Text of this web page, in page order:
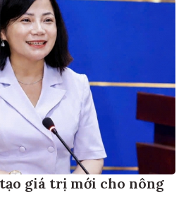
giá trị mới cho nông